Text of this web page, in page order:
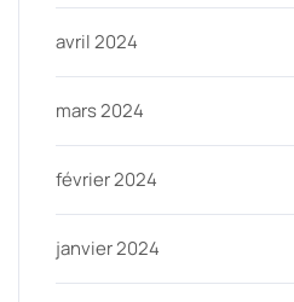
avril 2024
mars 2024
février 2024
janvier 2024